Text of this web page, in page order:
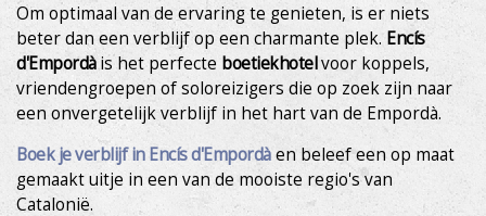
Om optimaal van de ervaring te genieten, is er niets
beter dan een verblijf op een charmante plek. Encís
d'Empordàis het perfecte boetiekhotelvoor koppels,
vriendengroepen of soloreizigers die op zoek zijn naar
een onvergetelijk verblijf in het hart van de Empordà.
Boek je verblijf in Encís d'Empordàen beleef een op maat
gemaakt uitje in een van de mooiste regio's van
Catalonië.